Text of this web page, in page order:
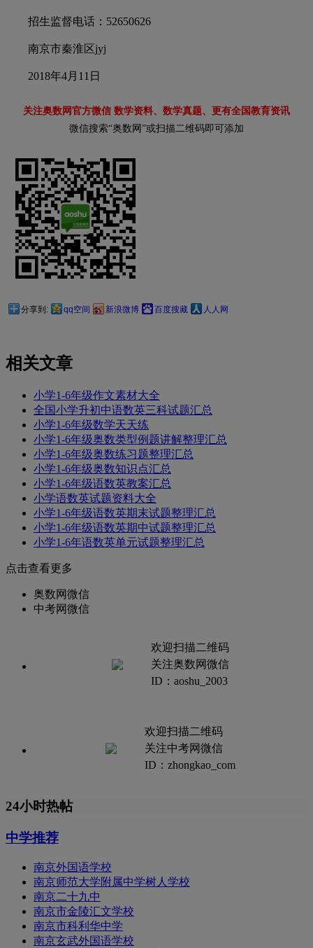
招生监督电话：52650626
南京市秦淮区jyj
2018年4月11日
关注奥数网官方微信 数学资料、数学真题、更有全国教育资讯
微信搜索“奥数网”或扫描二维码即可添加
分享到: qq空间 新浪微博 百度搜藏 人人网
相关文章
小学1-6年级作文素材大全
全国小学升初中语数英三科试题汇总
小学1-6年级数学天天练
小学1-6年级奥数类型例题讲解整理汇总
小学1-6年级奥数练习题整理汇总
小学1-6年级奥数知识点汇总
小学1-6年级语数英教案汇总
小学语数英试题资料大全
小学1-6年级语数英期末试题整理汇总
小学1-6年级语数英期中试题整理汇总
小学1-6年语数英单元试题整理汇总
点击查看更多
奥数网微信
中考网微信
欢迎扫描二维码
关注奥数网微信
ID：aoshu_2003
欢迎扫描二维码
关注中考网微信
ID：zhongkao_com
24小时热帖
中学推荐
南京外国语学校
南京师范大学附属中学树人学校
南京二十九中
南京市金陵汇文学校
南京市科利华中学
南京玄武外国语学校